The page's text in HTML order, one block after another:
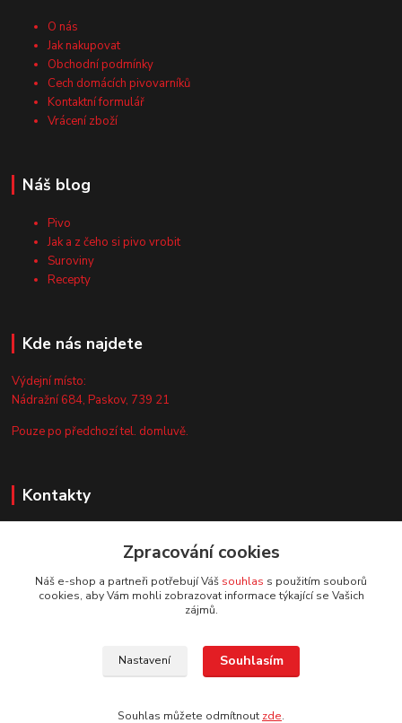
O nás
Jak nakupovat
Obchodní podmínky
Cech domácích pivovarníků
Kontaktní formulář
Vrácení zboží
Náš blog
Pivo
Jak a z čeho si pivo vrobit
Suroviny
Recepty
Kde nás najdete
Výdejní místo:
Nádražní 684, Paskov, 739 21
Pouze po předchozí tel. domluvě.
Kontakty
+420 735 044 675
info@vyrobtesipivo.cz
Zpracování cookies
Náš e-shop a partneři potřebují Váš souhlas s použitím souborů
cookies, aby Vám mohli zobrazovat informace týkající se Vašich
zájmů.
Nastavení Souhlasím
Souhlas můžete odmítnout zde.